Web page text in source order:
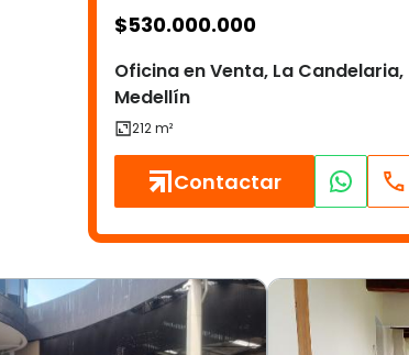
$530.000.000
Oficina en Venta, La Candelaria,
Medellín
Contactar